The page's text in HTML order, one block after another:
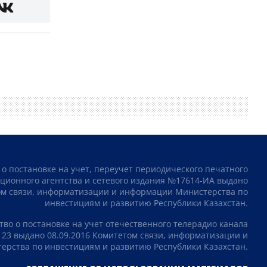
постановке на учет, переучет периодического печатного
агентства и сетевого издания №17614-ИА выдано
связи, информатизации и информации Министерства по
инвестициям и развитию Республики Казахстан.
о постановке на учет отечественного телерадио канала
выдано 08.09.2016 Комитетом связи, информатизации и
по инвестициям и развитию Республики Казахстан.